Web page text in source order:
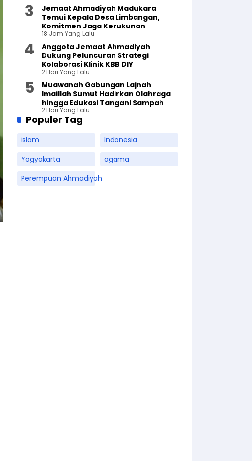
Jemaat Ahmadiyah Madukara
Temui Kepala Desa Limbangan,
Komitmen Jaga Kerukunan
18 Jam Yang Lalu
Anggota Jemaat Ahmadiyah
Dukung Peluncuran Strategi
Kolaborasi Klinik KBB DIY
2 Hari Yang Lalu
Muawanah Gabungan Lajnah
Imaillah Sumut Hadirkan Olahraga
hingga Edukasi Tangani Sampah
2 Hari Yang Lalu
Populer Tag
islam
Indonesia
Yogyakarta
agama
Perempuan Ahmadiyah